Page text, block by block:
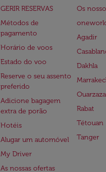
GERIR RESERVAS
Métodos de
pagamento
Horário de voos
Estado do voo
Reserve o seu assento
preferido
Adicione bagagem
extra de porão
Hotéis
Alugar um automóvel
My Driver
As nossas ofertas
Os
Agadir
Dakhla
Rabat
Tétouan
Tanger